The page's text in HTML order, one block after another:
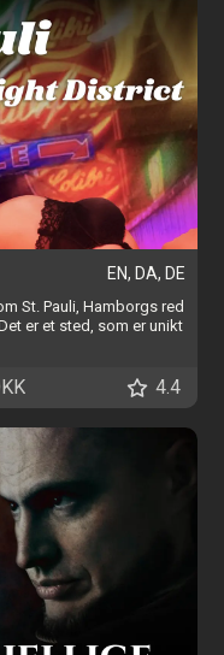
EN, DA, DE
St. Pauli, Hamborgs red
er et sted, som er unikt
4.4